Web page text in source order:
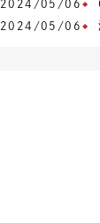
2024/05/06
2024/05/06